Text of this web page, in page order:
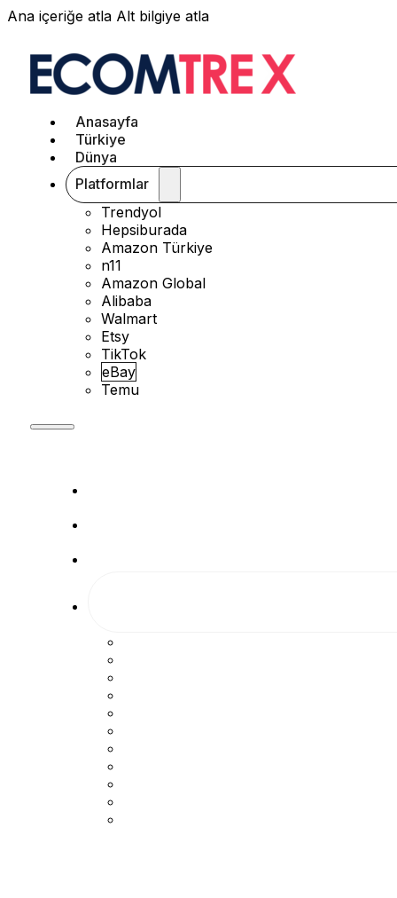
Ana içeriğe atla Alt bilgiye atla
Anasayfa
Türkiye
Dünya
Platformlar
Trendyol
Hepsiburada
Amazon Türkiye
n11
Amazon Global
Alibaba
Walmart
Etsy
TikTok
eBay
Temu